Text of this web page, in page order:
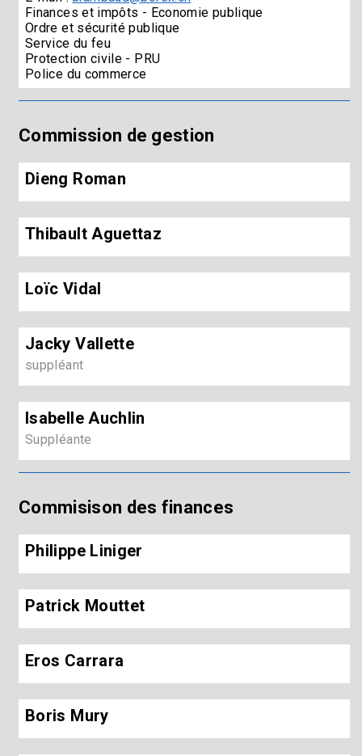
Finances et impôts - Economie publique
Ordre et sécurité publique
Service du feu
Protection civile - PRU
Police du commerce
Commission de gestion
Dieng Roman
Thibault Aguettaz
Loïc Vidal
Jacky Vallette
suppléant
Isabelle Auchlin
Suppléante
Commisison des finances
Philippe Liniger
Patrick Mouttet
Eros Carrara
Boris Mury